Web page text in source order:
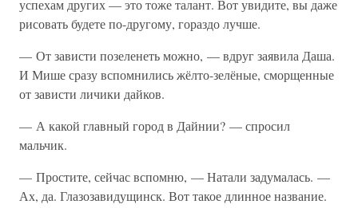
успехам других — это тоже талант. Вот увидите, вы даже
рисовать будете по-другому, гораздо лучше.
— От зависти позеленеть можно, — вдруг заявила Даша.
И Мише сразу вспомнились жёлто-зелёные, сморщенные
от зависти личики дайков.
— А какой главный город в Дайнии? — спросил
мальчик.
— Простите, сейчас вспомню, — Натали задумалась. —
Ах, да. Глазозавидущинск. Вот такое длинное название.